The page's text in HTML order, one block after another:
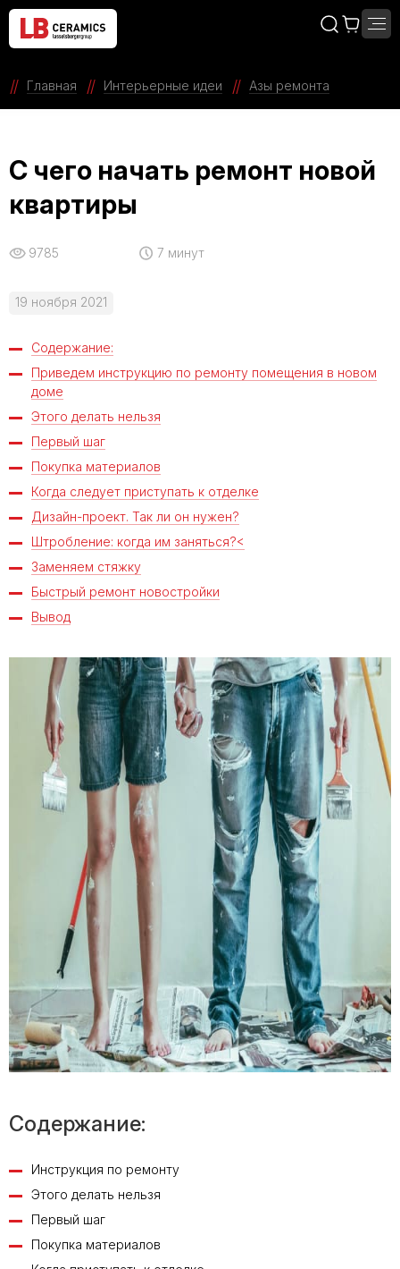
Главная Интерьерные идеи Азы ремонта
С чего начать ремонт новой
квартиры
19 ноября 2021
9785 7 минут
Содержание:
Приведем инструкцию по ремонту помещения в новом
доме
Этого делать нельзя
Первый шаг
Покупка материалов
Когда следует приступать к отделке
Дизайн-проект. Так ли он нужен?
Штробление: когда им заняться?<
Заменяем стяжку
Быстрый ремонт новостройки
Вывод
Содержание:
Инструкция по ремонту
Этого делать нельзя
Первый шаг
Покупка материалов